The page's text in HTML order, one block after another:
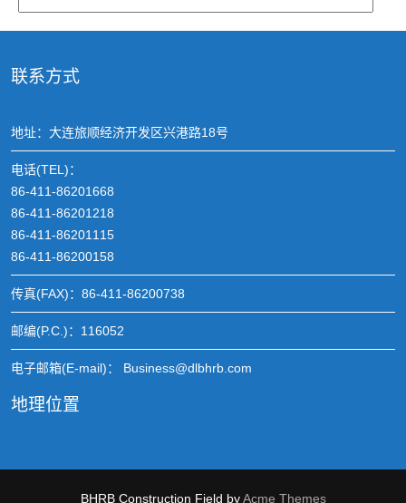
联系方式
地址：大连旅顺经济开发区兴港路18号
电话(TEL)：
86-411-86201668
86-411-86201218
86-411-86201115
86-411-86200158
传真(FAX)：86-411-86200738
邮编(P.C.)：116052
电子邮箱(E-mail)： Business@dlbhrb.com
地理位置
BHRB Construction Field byAcme Themes